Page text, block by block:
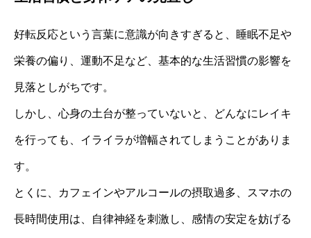
好転反応という言葉に意識が向きすぎると、睡眠不足や
栄養の偏り、運動不足など、基本的な生活習慣の影響を
見落としがちです。
しかし、心身の土台が整っていないと、どんなにレイキ
を行っても、イライラが増幅されてしまうことがありま
す。
とくに、カフェインやアルコールの摂取過多、スマホの
長時間使用は、自律神経を刺激し、感情の安定を妨げる